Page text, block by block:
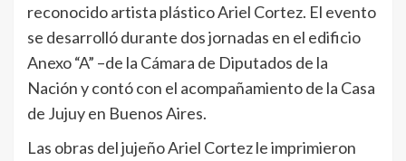
reconocido artista plástico Ariel Cortez. El evento
se desarrolló durante dos jornadas en el edificio
Anexo “A” –de la Cámara de Diputados de la
Nación y contó con el acompañamiento de la Casa
de Jujuy en Buenos Aires.
Las obras del jujeño Ariel Cortez le imprimieron